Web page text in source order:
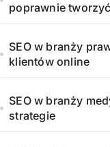
poprawnie tworzyć
SEO w branży
klientów online
SEO w branży
strategie